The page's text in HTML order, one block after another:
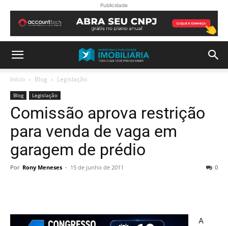
Publicidade
Início Blog Legislação
Blog Legislação
Comissão aprova restrição
para venda de vaga em
garagem de prédio
Por Rony Meneses - 15 de junho de 2011 0
A